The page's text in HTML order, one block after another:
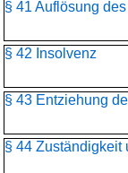
§ 41 Auflösung
§ 42 Insolvenz
§ 43 Entziehung
§ 44 Zuständigkeit